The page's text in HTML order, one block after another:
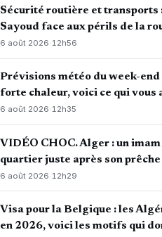
Sécurité routière et transports
Sayoud face aux périls de la
6 août 2026·12h56
Prévisions météo du week-
forte chaleur, voici ce qui vous
6 août 2026·12h35
VIDÉO CHOC. Alger : un
quartier juste après son prêche
6 août 2026· 12h29
Visa pour la Belgique : les
en 2026, voici les motifs qui